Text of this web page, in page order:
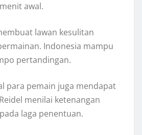
awal.
lawan kesulitan
Indonesia mampu
pertandingan.
para pemain juga mendapat
menilai ketenangan
laga penentuan.